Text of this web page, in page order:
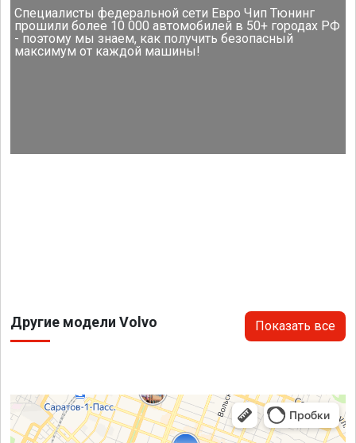
Специалисты федеральной сети Евро Чип Тюнинг
прошили более 10 000 автомобилей в 50+ городах РФ
- поэтому мы знаем, как получить безопасный
максимум от каждой машины!
Другие модели Volvo Показать все